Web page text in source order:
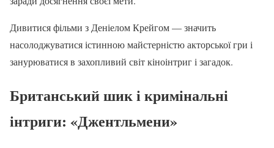
Дивитися фільми з Деніелом Крейгом — значить
насолоджуватися істинною майстерністю акторської гри і
занурюватися в захопливий світ кіноінтриг і загадок.
Британський шик і кримінальні
інтриги: «Джентльмени»